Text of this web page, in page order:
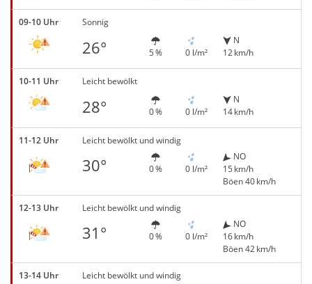
09-10 Uhr Sonnig
26° 5 % 0 l/m²
N
12 km/h
10-11 Uhr Leicht bewölkt
28° 0 % 0 l/m²
N
14 km/h
11-12 Uhr Leicht bewölkt und windig
30° 0 % 0 l/m²
NO
15 km/h
Böen 40 km/h
12-13 Uhr Leicht bewölkt und windig
31° 0 % 0 l/m²
NO
16 km/h
Böen 42 km/h
13-14 Uhr Leicht bewölkt und windig